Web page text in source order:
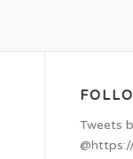
Tweets